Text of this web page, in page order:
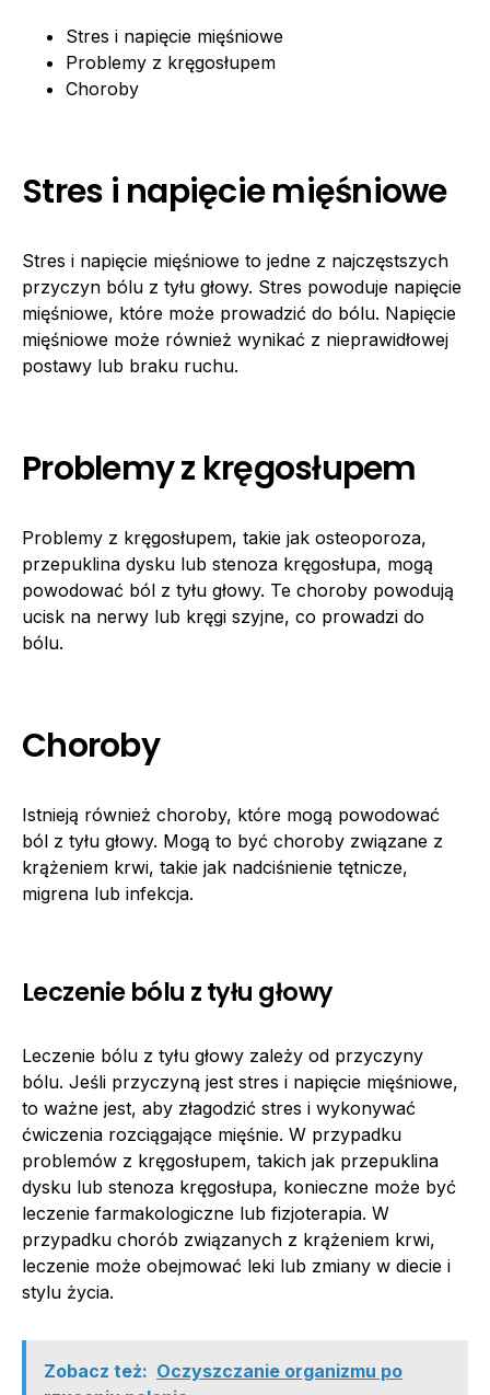
Stres i napięcie mięśniowe
Problemy z kręgosłupem
Choroby
Stres i napięcie mięśniowe
Stres i napięcie mięśniowe to jedne z najczęstszych
przyczyn bólu z tyłu głowy. Stres powoduje napięcie
mięśniowe, które może prowadzić do bólu. Napięcie
mięśniowe może również wynikać z nieprawidłowej
postawy lub braku ruchu.
Problemy z kręgosłupem
Problemy z kręgosłupem, takie jak osteoporoza,
przepuklina dysku lub stenoza kręgosłupa, mogą
powodować ból z tyłu głowy. Te choroby powodują
ucisk na nerwy lub kręgi szyjne, co prowadzi do
bólu.
Choroby
Istnieją również choroby, które mogą powodować
ból z tyłu głowy. Mogą to być choroby związane z
krążeniem krwi, takie jak nadciśnienie tętnicze,
migrena lub infekcja.
Leczenie bólu z tyłu głowy
Leczenie bólu z tyłu głowy zależy od przyczyny
bólu. Jeśli przyczyną jest stres i napięcie mięśniowe,
to ważne jest, aby złagodzić stres i wykonywać
ćwiczenia rozciągające mięśnie. W przypadku
problemów z kręgosłupem, takich jak przepuklina
dysku lub stenoza kręgosłupa, konieczne może być
leczenie farmakologiczne lub fizjoterapia. W
przypadku chorób związanych z krążeniem krwi,
leczenie może obejmować leki lub zmiany w diecie i
stylu życia.
Zobacz też: Oczyszczanie organizmu po